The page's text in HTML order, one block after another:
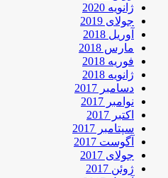
ژانویه 2020
جولای 2019
آوریل 2018
مارس 2018
فوریه 2018
ژانویه 2018
دسامبر 2017
نوامبر 2017
اکتبر 2017
سپتامبر 2017
آگوست 2017
جولای 2017
ژوئن 2017